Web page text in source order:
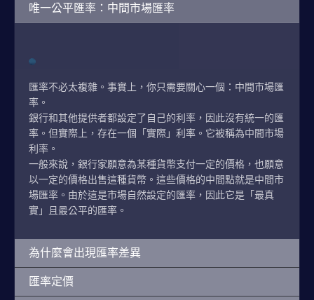
唯一公平匯率：中間市場匯率
匯率不必太複雜。事實上，你只需要關心一個：中間市場匯
率。
銀行和其他提供者都設定了自己的利率，因此沒有統一的匯
率。但實際上，存在一個「實際」利率。它被稱為中間市場
利率。
一般來說，銀行家願意為某種貨幣支付一定的價格，也願意
以一定的價格出售這種貨幣。這些價格的中間點就是中間市
場匯率。由於這是市場自然設定的匯率，因此它是「最真
實」且最公平的匯率。
為什麼會出現匯率差異
匯率定價